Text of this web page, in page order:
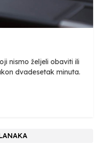
nismo željeli obaviti ili
dvadesetak minuta.